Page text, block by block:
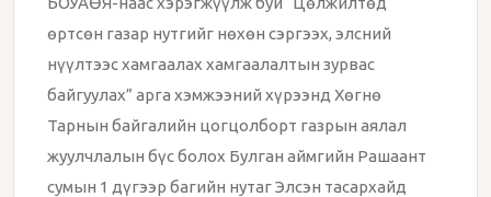
өртсөн газар нутгийг нөхөн сэргээх, элсний
нүүлтээс хамгаалах хамгаалалтын зурвас
байгуулах” арга хэмжээний хүрээнд Хөгнө
Тарнын байгалийн цогцолборт газрын аялал
жуулчлалын бүс болох Булган аймгийн Рашаант
сумын 1 дүгээр багийн нутаг Элсэн тасархайд